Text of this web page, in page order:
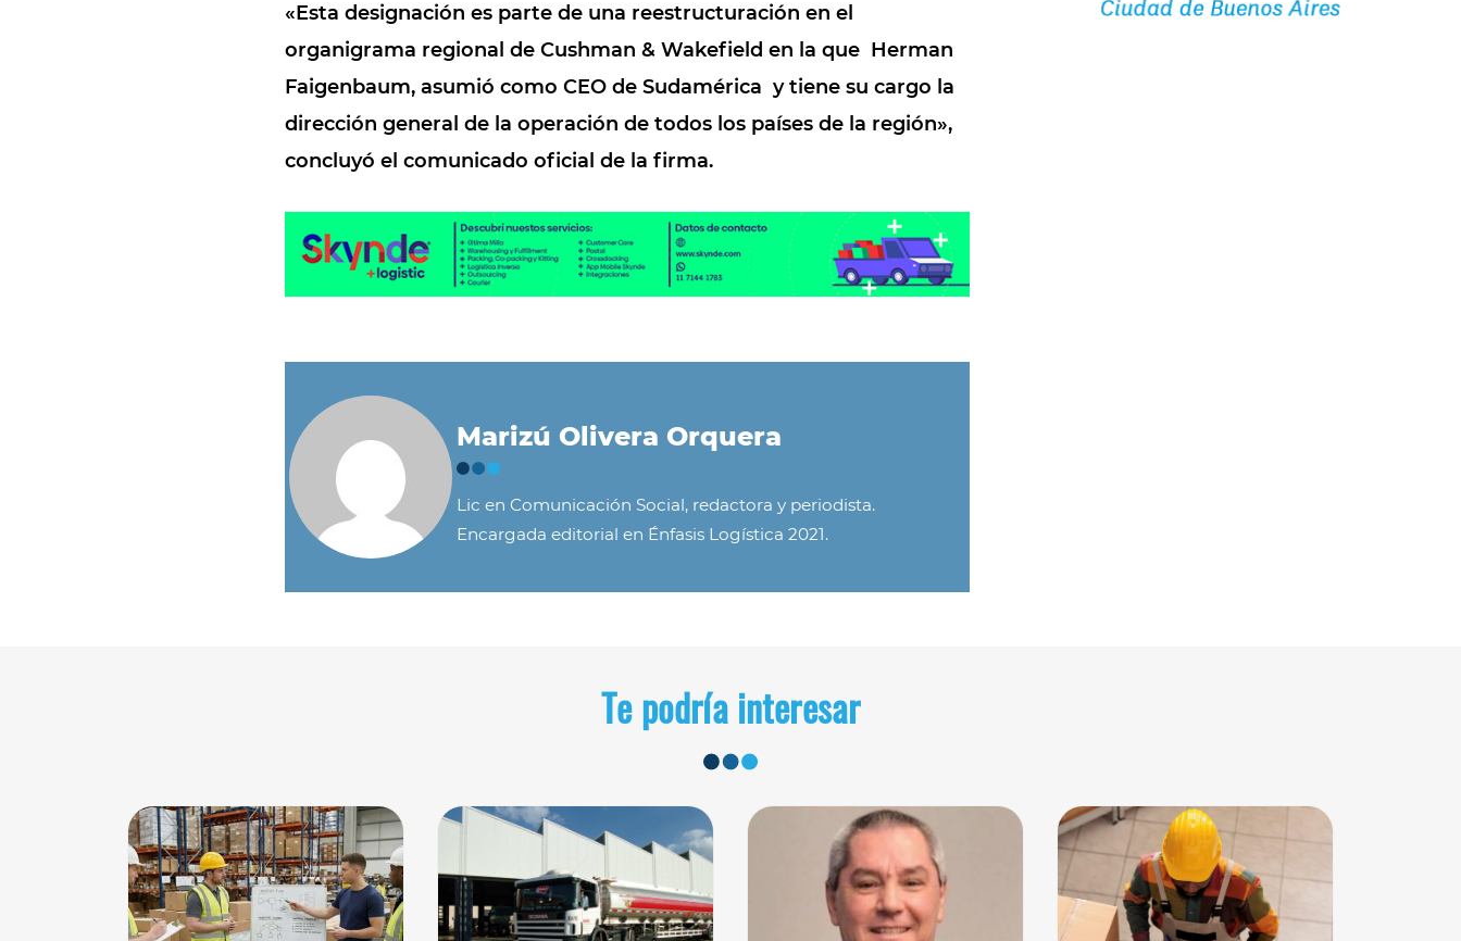
«Esta designación es parte de una reestructuración en el
organigrama regional de Cushman & Wakefield en la que Herman
Faigenbaum, asumió como CEO de Sudamérica y tiene su cargo la
dirección general de la operación de todos los países de la región»,
concluyó el comunicado oficial de la firma.
Marizú Olivera Orquera
Lic en Comunicación Social, redactora y periodista.
Encargada editorial en Énfasis Logística 2021.
Te podría interesar